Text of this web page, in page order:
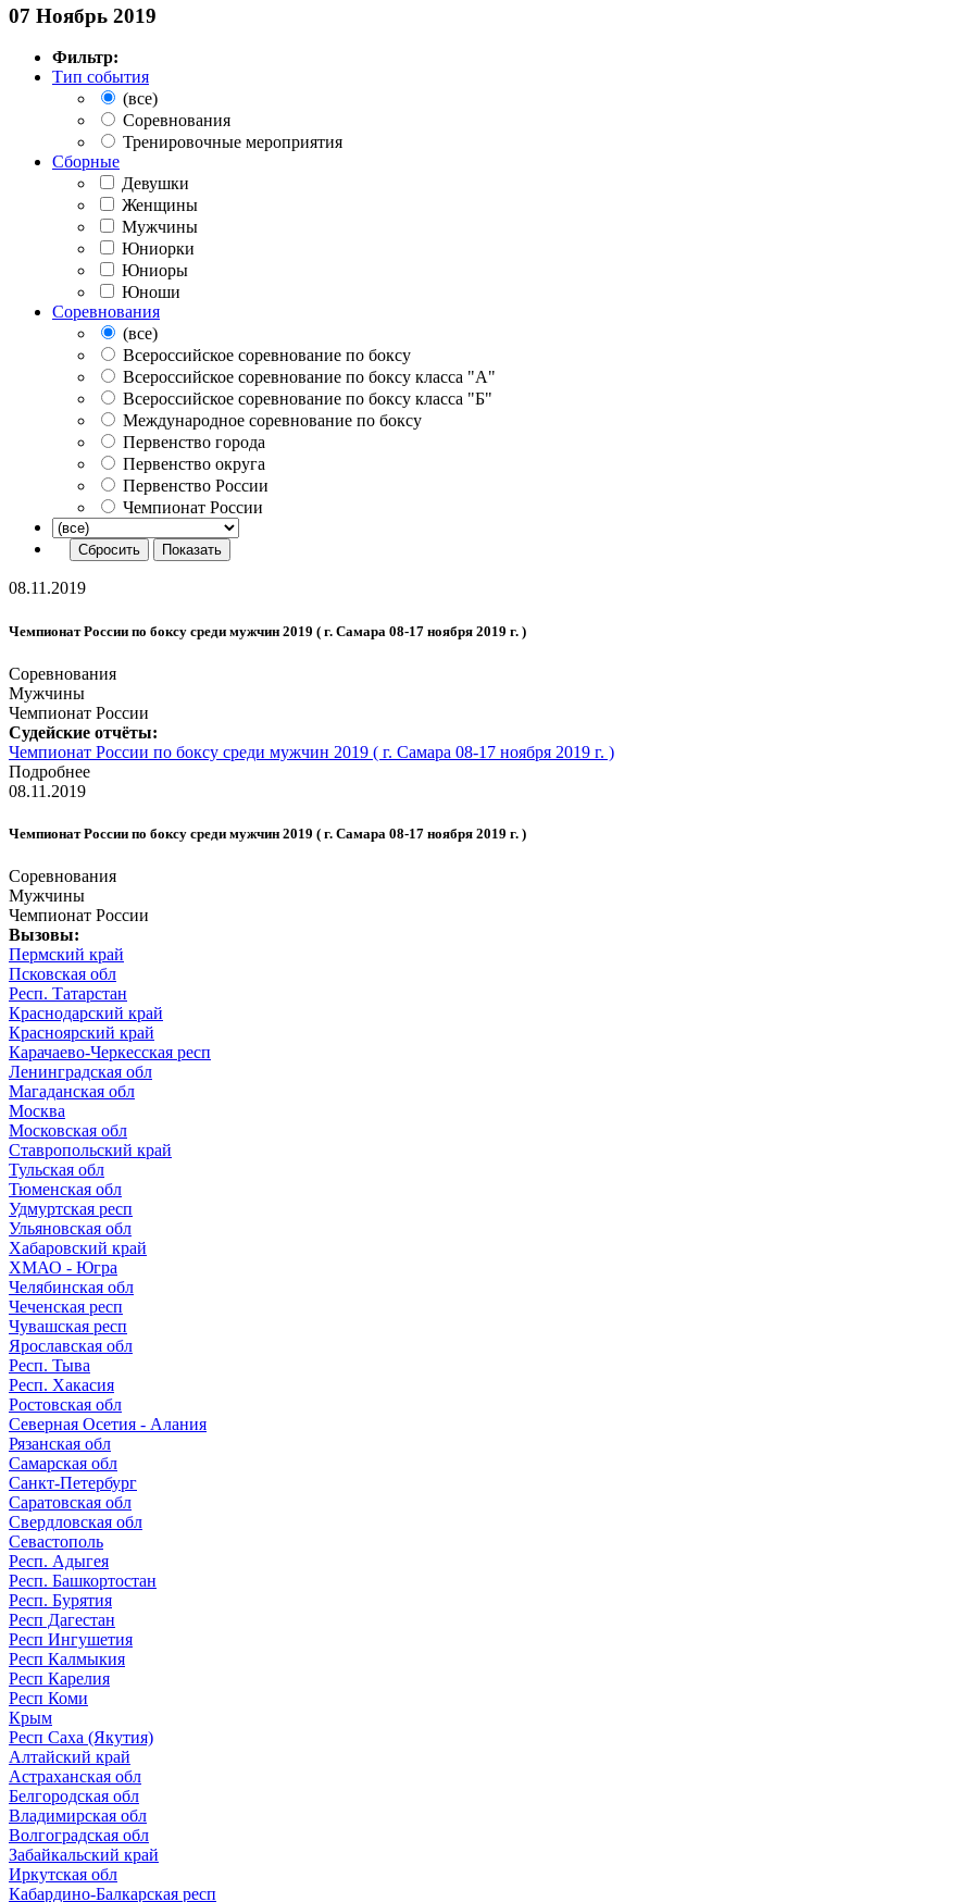
07 Ноябрь 2019
Фильтр:
Тип события
(все)
Соревнования
Тренировочные мероприятия
Сборные
Девушки
Женщины
Мужчины
Юниорки
Юниоры
Юноши
Соревнования
(все)
Всероссийское соревнование по боксу
Всероссийское соревнование по боксу класса "А"
Всероссийское соревнование по боксу класса "Б"
Международное соревнование по боксу
Первенство города
Первенство округа
Первенство России
Чемпионат России
08.11.2019
Чемпионат России по боксу среди мужчин 2019 ( г. Самара 08-17 ноября 2019 г. )
Соревнования
Мужчины
Чемпионат России
Судейские отчёты:
Чемпионат России по боксу среди мужчин 2019 ( г. Самара 08-17 ноября 2019 г. )
Подробнее
08.11.2019
Чемпионат России по боксу среди мужчин 2019 ( г. Самара 08-17 ноября 2019 г. )
Соревнования
Мужчины
Чемпионат России
Вызовы:
Пермский край
Псковская обл
Респ. Татарстан
Краснодарский край
Красноярский край
Карачаево-Черкесская респ
Ленинградская обл
Магаданская обл
Москва
Московская обл
Ставропольский край
Тульская обл
Тюменская обл
Удмуртская респ
Ульяновская обл
Хабаровский край
ХМАО - Югра
Челябинская обл
Чеченская респ
Чувашская респ
Ярославская обл
Респ. Тыва
Респ. Хакасия
Ростовская обл
Северная Осетия - Алания
Рязанская обл
Самарская обл
Санкт-Петербург
Саратовская обл
Свердловская обл
Севастополь
Респ. Адыгея
Респ. Башкортостан
Респ. Бурятия
Респ Дагестан
Респ Ингушетия
Респ Калмыкия
Респ Карелия
Респ Коми
Крым
Респ Саха (Якутия)
Алтайский край
Астраханская обл
Белгородская обл
Владимирская обл
Волгоградская обл
Забайкальский край
Иркутская обл
Кабардино-Балкарская респ